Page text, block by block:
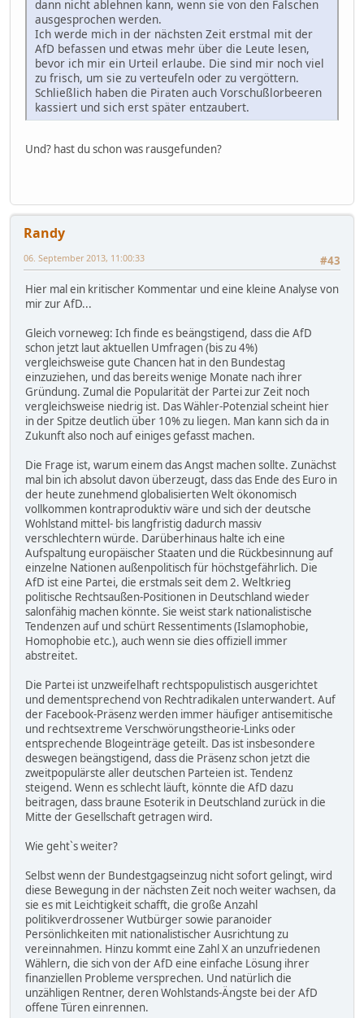
dann nicht ablehnen kann, wenn sie von den Falschen
ausgesprochen werden.
Ich werde mich in der nächsten Zeit erstmal mit der
AfD befassen und etwas mehr über die Leute lesen,
bevor ich mir ein Urteil erlaube. Die sind mir noch viel
zu frisch, um sie zu verteufeln oder zu vergöttern.
Schließlich haben die Piraten auch Vorschußlorbeeren
kassiert und sich erst später entzaubert.
Und? hast du schon was rausgefunden?
Randy
#43
06. September 2013, 11:00:33
Hier mal ein kritischer Kommentar und eine kleine Analyse von
mir zur AfD...
Gleich vorneweg: Ich finde es beängstigend, dass die AfD
schon jetzt laut aktuellen Umfragen (bis zu 4%)
vergleichsweise gute Chancen hat in den Bundestag
einzuziehen, und das bereits wenige Monate nach ihrer
Gründung. Zumal die Popularität der Partei zur Zeit noch
vergleichsweise niedrig ist. Das Wähler-Potenzial scheint hier
in der Spitze deutlich über 10% zu liegen. Man kann sich da in
Zukunft also noch auf einiges gefasst machen.
Die Frage ist, warum einem das Angst machen sollte. Zunächst
mal bin ich absolut davon überzeugt, dass das Ende des Euro in
der heute zunehmend globalisierten Welt ökonomisch
vollkommen kontraproduktiv wäre und sich der deutsche
Wohlstand mittel- bis langfristig dadurch massiv
verschlechtern würde. Darüberhinaus halte ich eine
Aufspaltung europäischer Staaten und die Rückbesinnung auf
einzelne Nationen außenpolitisch für höchstgefährlich. Die
AfD ist eine Partei, die erstmals seit dem 2. Weltkrieg
politische Rechtsaußen-Positionen in Deutschland wieder
salonfähig machen könnte. Sie weist stark nationalistische
Tendenzen auf und schürt Ressentiments (Islamophobie,
Homophobie etc.), auch wenn sie dies offiziell immer
abstreitet.
Die Partei ist unzweifelhaft rechtspopulistisch ausgerichtet
und dementsprechend von Rechtradikalen unterwandert. Auf
der Facebook-Präsenz werden immer häufiger antisemitische
und rechtsextreme Verschwörungstheorie-Links oder
entsprechende Blogeinträge geteilt. Das ist insbesondere
deswegen beängstigend, dass die Präsenz schon jetzt die
zweitpopulärste aller deutschen Parteien ist. Tendenz
steigend. Wenn es schlecht läuft, könnte die AfD dazu
beitragen, dass braune Esoterik in Deutschland zurück in die
Mitte der Gesellschaft getragen wird.
Wie geht`s weiter?
Selbst wenn der Bundestgagseinzug nicht sofort gelingt, wird
diese Bewegung in der nächsten Zeit noch weiter wachsen, da
sie es mit Leichtigkeit schafft, die große Anzahl
politikverdrossener Wutbürger sowie paranoider
Persönlichkeiten mit nationalistischer Ausrichtung zu
vereinnahmen. Hinzu kommt eine Zahl X an unzufriedenen
Wählern, die sich von der AfD eine einfache Lösung ihrer
finanziellen Probleme versprechen. Und natürlich die
unzähligen Rentner, deren Wohlstands-Ängste bei der AfD
offene Türen einrennen.